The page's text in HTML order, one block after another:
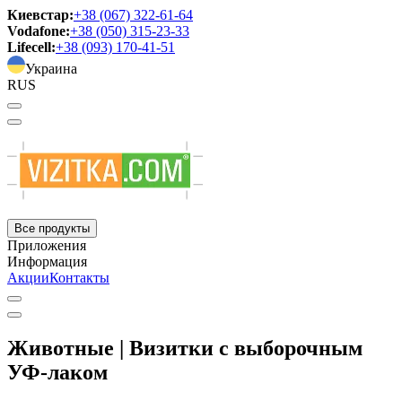
Киевстар:+38 (067) 322-61-64
Vodafone:+38 (050) 315-23-33
Lifecell:+38 (093) 170-41-51
Украина
RUS
Все продукты
Приложения
Информация
АкцииКонтакты
Животные | Визитки с выборочным
УФ-лаком